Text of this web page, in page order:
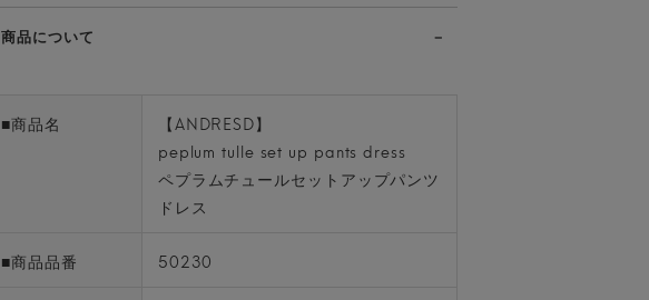
商品について
■商品名
【ANDRESD】
peplum tulle set up pants dress
ペプラムチュールセットアップパンツ
ドレス
■商品品番 50230